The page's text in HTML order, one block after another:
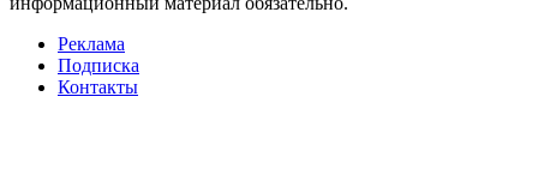
Реклама
Подписка
Контакты